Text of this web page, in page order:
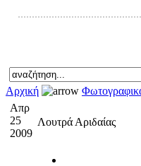
Αρχική
Απρ
25
2009
Λουτρά Αριδαίας